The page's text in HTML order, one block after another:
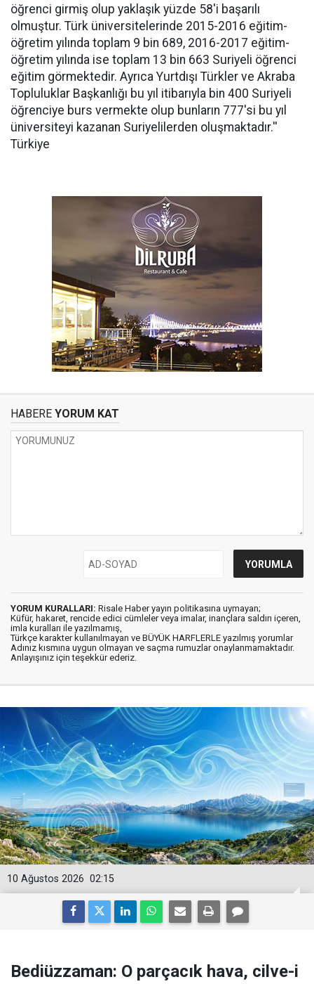
öğrenci girmiş olup yaklaşık yüzde 58'i başarılı
olmuştur. Türk üniversitelerinde 2015-2016 eğitim-
öğretim yılında toplam 9 bin 689, 2016-2017 eğitim-
öğretim yılında ise toplam 13 bin 663 Suriyeli öğrenci
eğitim görmektedir. Ayrıca Yurtdışı Türkler ve Akraba
Topluluklar Başkanlığı bu yıl itibarıyla bin 400 Suriyeli
öğrenciye burs vermekte olup bunların 777'si bu yıl
üniversiteyi kazanan Suriyelilerden oluşmaktadır.''
Türkiye
HABERE YORUM KAT
YORUM KURALLARI: Risale Haber yayın politikasına uymayan;
Küfür, hakaret, rencide edici cümleler veya imalar, inançlara saldırı içeren,
imla kuralları ile yazılmamış,
Türkçe karakter kullanılmayan ve BÜYÜK HARFLERLE yazılmış yorumlar
Adınız kısmına uygun olmayan ve saçma rumuzlar onaylanmamaktadır.
Anlayışınız için teşekkür ederiz.
02:15
10 Ağustos 2026
Bediüzzaman: O parçacık hava, cilve-i